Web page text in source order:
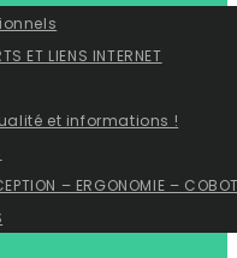
ET LIENS INTERNET
et informations !
– ERGONOMIE –